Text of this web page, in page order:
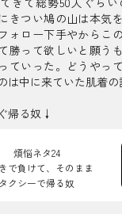
きつい鳩の山は本気
ォロー下手やからこ
勝って欲しいと願う
ていった。どうやっ
は中に来ていた肌着の
帰る奴↓
煩悩ネタ24
で負けて、そのまま
タクシーで帰る奴